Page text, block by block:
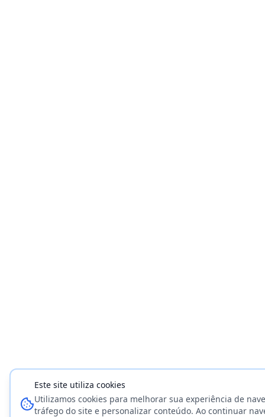
Este site utiliza cookies
Utilizamos cookies para melhorar sua experiência de
tráfego do site e personalizar conteúdo. Ao continuar